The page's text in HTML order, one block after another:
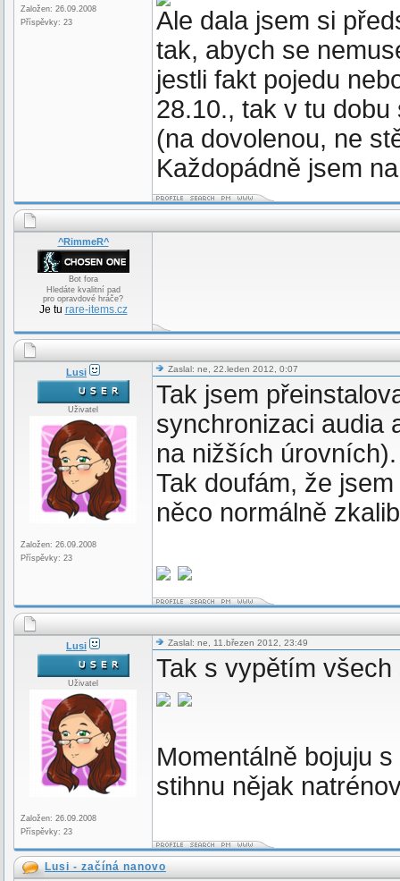
Založen: 26.09.2008
Příspěvky: 23
Ale dala jsem si
tak, abych se
jestli fakt pojedu
28.10., tak v tu
(na dovolenou, ne
Každopádně jsem
^RimmeR^
Bot fora
Hledáte kvalitní pad
pro opravdové hráče?
Je tu rare-items.cz
Lusi
Uživatel
Založen: 26.09.2008
Příspěvky: 23
Zaslal: ne, 22.leden 2012, 0:07
Tak jsem
synchronizaci audia
na nižších úrovních).
Tak doufám, že
něco normálně
Lusi
Uživatel
Založen: 26.09.2008
Příspěvky: 23
Zaslal: ne, 11.březen 2012, 23:49
Tak s vypětím
Momentálně bojuju
stihnu nějak
Lusi - začíná nanovo